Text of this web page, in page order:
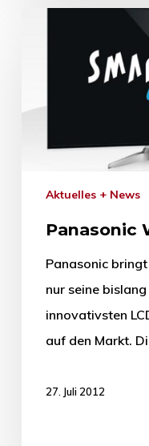
Aktuelles + News
Panasonic
Panasonic
nur seine
innovativsten
auf den Markt.
27. Juli 2012